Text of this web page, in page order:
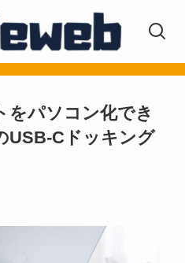
をパソコン化でき
USB-Cドッキング